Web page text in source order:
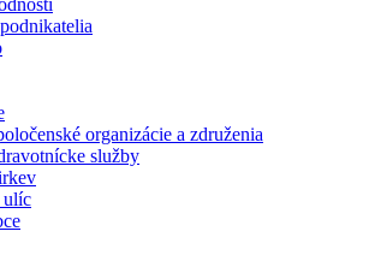
organizácie a združenia
služby
ulíc